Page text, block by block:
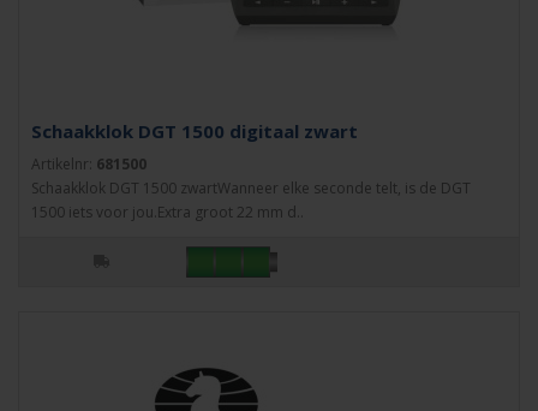
Schaakklok DGT 1500 digitaal zwart
Artikelnr: 681500
Schaakklok DGT 1500 zwartWanneer elke seconde telt, is de DGT
1500 iets voor jou.Extra groot 22 mm d..